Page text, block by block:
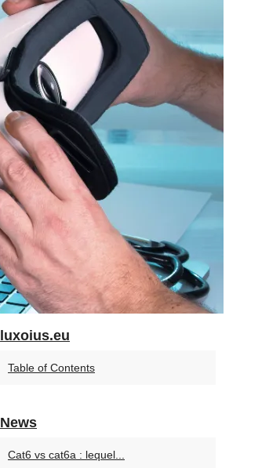
luxoius.eu
Table of Contents
News
Cat6 vs cat6a : lequel...